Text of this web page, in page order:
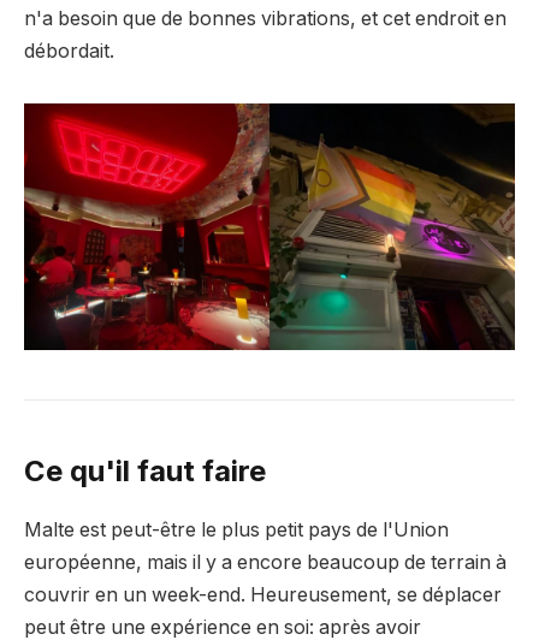
n'a besoin que de bonnes vibrations, et cet endroit en
débordait.
Ce qu'il faut faire
Malte est peut-être le plus petit pays de l'Union
européenne, mais il y a encore beaucoup de terrain à
couvrir en un week-end. Heureusement, se déplacer
peut être une expérience en soi: après avoir